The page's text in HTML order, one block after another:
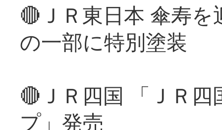
🔴ＪＲ東日本 傘寿
の一部に特別塗装
🔴ＪＲ四国 「ＪＲ
プ」発売